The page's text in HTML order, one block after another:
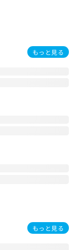
もっと見る
もっと見る